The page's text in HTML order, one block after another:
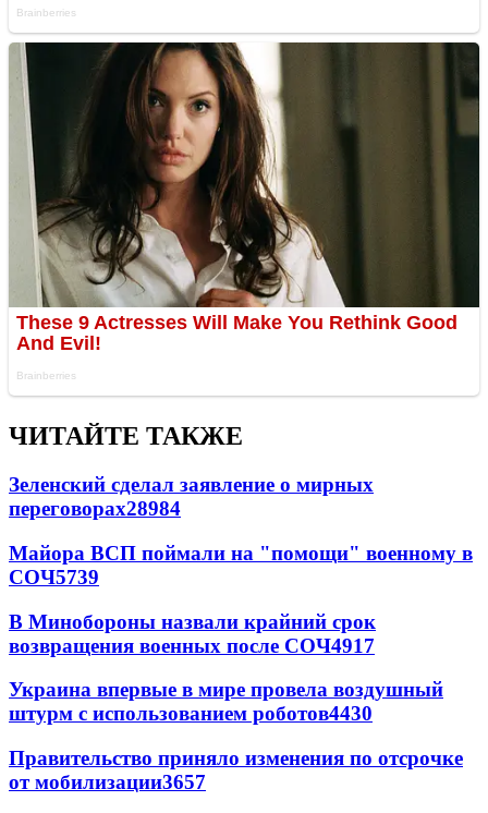
ЧИТАЙТЕ ТАКЖЕ
Зеленский сделал заявление о мирных
переговорах28984
Майора ВСП поймали на "помощи" военному в
СОЧ5739
В Минобороны назвали крайний срок
возвращения военных после СОЧ4917
Украина впервые в мире провела воздушный
штурм с использованием роботов4430
Правительство приняло изменения по отсрочке
от мобилизации3657